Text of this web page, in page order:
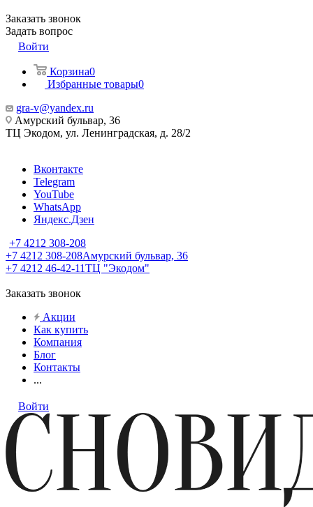
Заказать звонок
Задать вопрос
Войти
Корзина0
Избранные товары0
gra-v@yandex.ru
Амурский бульвар, 36
ТЦ Экодом, ул. Ленинградская, д. 28/2
Вконтакте
Telegram
YouTube
WhatsApp
Яндекс.Дзен
+7 4212 308-208
+7 4212 308-208Амурский бульвар, 36
+7 4212 46-42-11ТЦ "Экодом"
Заказать звонок
Акции
Как купить
Компания
Блог
Контакты
...
Войти